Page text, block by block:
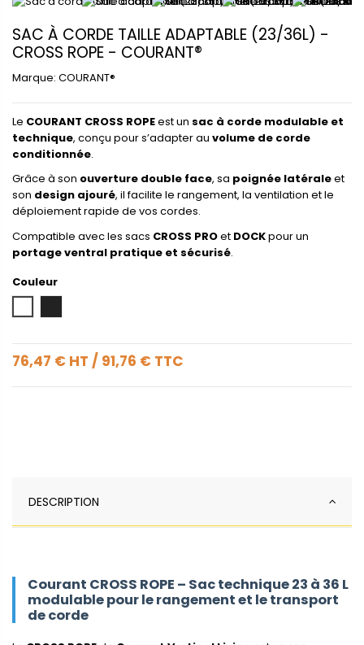
SAC À CORDE TAILLE ADAPTABLE (23/36L) -
CROSS ROPE - COURANT®
Marque: COURANT®
Le COURANT CROSS ROPEest un sac à corde modulable et
technique, conçu pour s’adapter au volume de corde
conditionnée.
Grâce à son ouverture double face, sa poignée latéraleet
son design ajouré, il facilite le rangement, la ventilation et le
déploiement rapide de vos cordes.
Compatible avec les sacs CROSS PROet DOCKpour un
portage ventral pratique et sécurisé.
Couleur
76,47 € HT / 91,76 € TTC
DESCRIPTION
Courant CROSS ROPE – Sac technique 23 à 36 L
modulable pour le rangement et le transport
de corde